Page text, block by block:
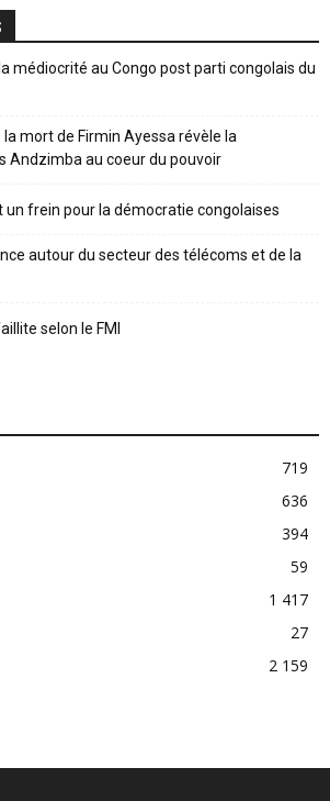
médiocrité au Congo post parti congolais du
la mort de Firmin Ayessa révèle la
Andzimba au coeur du pouvoir
un frein pour la démocratie congolaises
autour du secteur des télécoms et de la
selon le FMI
719
636
394
59
1 417
27
2 159